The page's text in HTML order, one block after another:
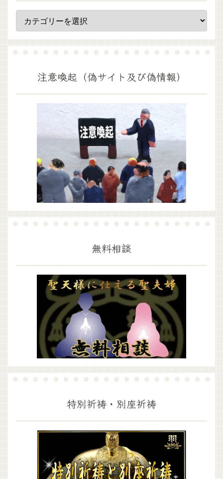
注意喚起（偽サイト及び偽情報）
無料相談
特別祈祷・別座祈祷